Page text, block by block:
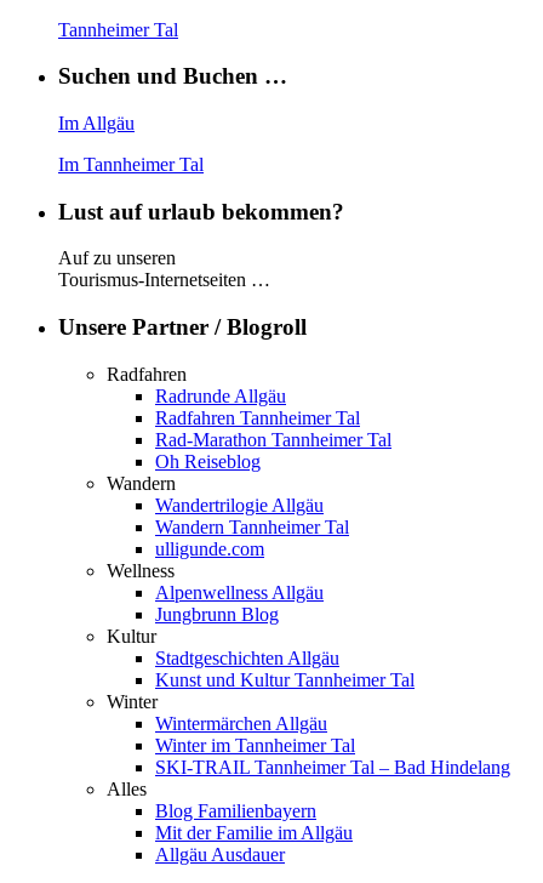
Tannheimer Tal
Suchen und Buchen …
Im Allgäu
Im Tannheimer Tal
Lust auf urlaub bekommen?
Auf zu unseren
Tourismus-Internetseiten …
Unsere Partner / Blogroll
Radfahren
Radrunde Allgäu
Radfahren Tannheimer Tal
Rad-Marathon Tannheimer Tal
Oh Reiseblog
Wandern
Wandertrilogie Allgäu
Wandern Tannheimer Tal
ulligunde.com
Wellness
Alpenwellness Allgäu
Jungbrunn Blog
Kultur
Stadtgeschichten Allgäu
Kunst und Kultur Tannheimer Tal
Winter
Wintermärchen Allgäu
Winter im Tannheimer Tal
SKI-TRAIL Tannheimer Tal – Bad Hindelang
Alles
Blog Familienbayern
Mit der Familie im Allgäu
Allgäu Ausdauer